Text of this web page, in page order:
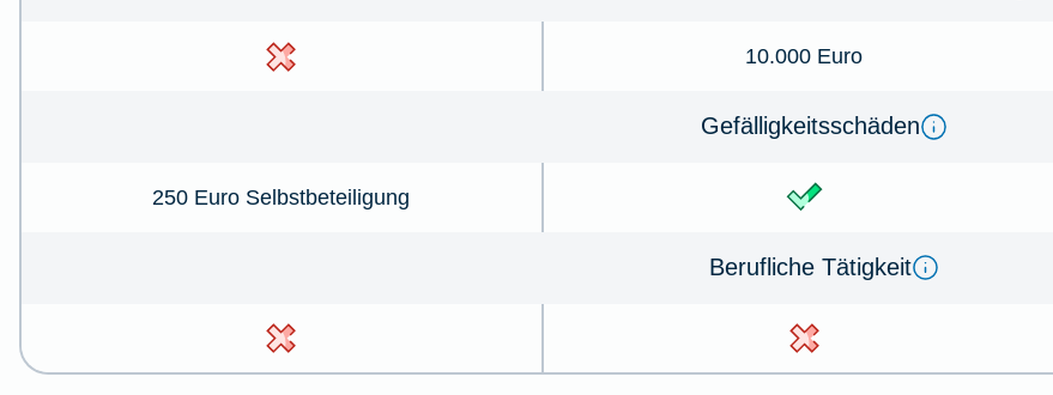
10.000 Euro
Gefälligkeitsschäden
250 Euro Selbstbeteiligung
Berufliche Tätigkeit